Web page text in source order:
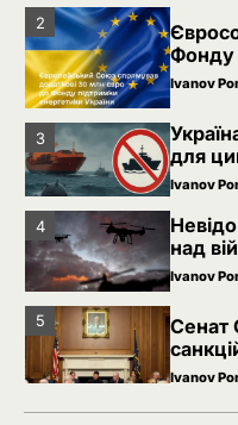
2
Фонду
Ivanov
3
для
Ivanov
4
над
де
Ivanov
5
Сенат
Ivanov